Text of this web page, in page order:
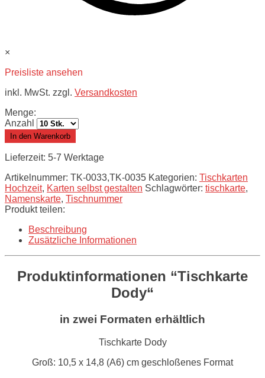
×
Preisliste ansehen
inkl. MwSt. zzgl. Versandkosten
Menge:
Anzahl
In den Warenkorb
Lieferzeit: 5-7 Werktage
Artikelnummer: TK-0033,TK-0035 Kategorien: Tischkarten
Hochzeit, Karten selbst gestalten Schlagwörter: tischkarte,
Namenskarte, Tischnummer
Produkt teilen:
Beschreibung
Zusätzliche Informationen
Produktinformationen “Tischkarte
Dody“
in zwei Formaten erhältlich
Tischkarte Dody
Groß: 10,5 x 14,8 (A6) cm geschloßenes Format